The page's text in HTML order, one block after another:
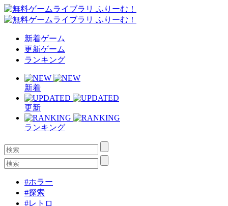
新着ゲーム
更新ゲーム
ランキング
新着
更新
ランキング
#ホラー
#探索
#レトロ